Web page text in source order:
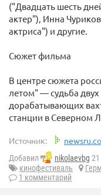
("Двадцать шесть
актер"), Инна
актриса") и другие.
Сюжет фильма
В центре сюжета
летом" — судьба
дорабатывающих
станции в Северном
Источник:
Добавил nikolaevbg
кинофестиваль
1 комментарий